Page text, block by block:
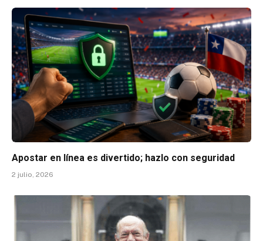
Apostar en línea es divertido; hazlo con seguridad
2 julio, 2026